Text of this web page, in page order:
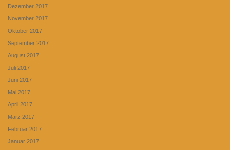
Dezember 2017
November 2017
Oktober 2017
September 2017
August 2017
Juli 2017
Juni 2017
Mai 2017
April 2017
März 2017
Februar 2017
Januar 2017